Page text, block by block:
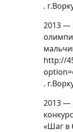
.
2013 —
http://
.
2013 —
«Шаг в